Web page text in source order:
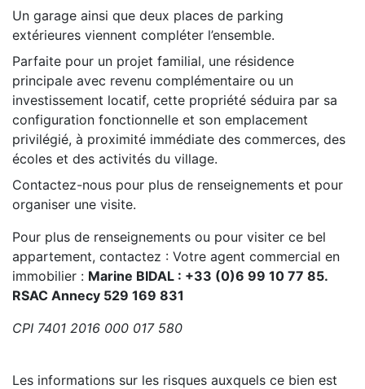
Un garage ainsi que deux places de parking
extérieures viennent compléter l’ensemble.
Parfaite pour un projet familial, une résidence
principale avec revenu complémentaire ou un
investissement locatif, cette propriété séduira par sa
configuration fonctionnelle et son emplacement
privilégié, à proximité immédiate des commerces, des
écoles et des activités du village.
Contactez-nous pour plus de renseignements et pour
organiser une visite.
Pour plus de renseignements ou pour visiter ce bel
appartement, contactez : Votre agent commercial en
immobilier : Marine BIDAL : +33 (0)6 99 10 77 85.
RSAC Annecy 529 169 831
CPI 7401 2016 000 017 580
Les informations sur les risques auxquels ce bien est